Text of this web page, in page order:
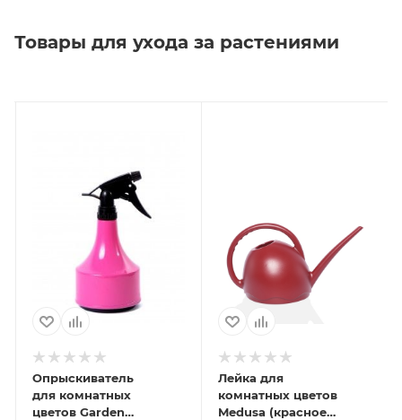
Товары для ухода за растениями
Опрыскиватель
для комнатных
цветов Garden
Лейка для
комнатных цветов
Medusa (красное